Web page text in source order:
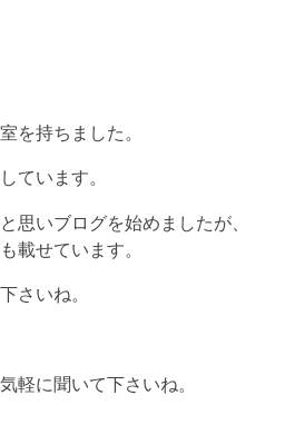
を持ちました。
ています。
思いブログを始めましたが、
載せています。
さいね。
軽に聞いて下さいね。